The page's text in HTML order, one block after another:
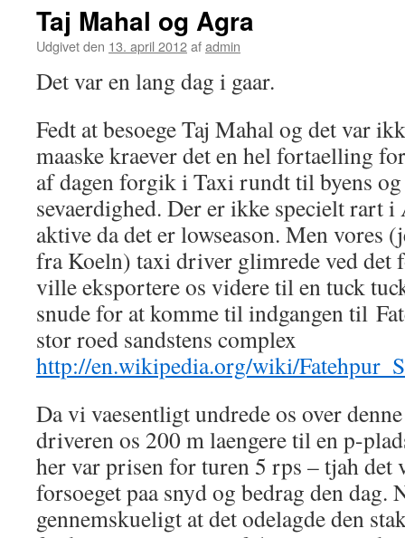
Taj Mahal og Agra
Udgivet den 13. april 2012afadmin
Det var en lang dag i gaar.
Fedt at besoege Taj Mahal og det var
maaske kraever det en hel fortaelling
af dagen forgik i Taxi rundt til byens
sevaerdighed. Der er ikke specielt rart
aktive da det er lowseason. Men vores
fra Koeln) taxi driver glimrede ved det
ville eksportere os videre til en tuck
snude for at komme til indgangen til
stor roed sandstens complex
http://en.wikipedia.org/wiki/
Da vi vaesentligt undrede os over
driveren os 200 m laengere til en p-
her var prisen for turen 5 rps – tjah det
forsoeget paa snyd og bedrag den dag.
gennemskueligt at det odelagde den